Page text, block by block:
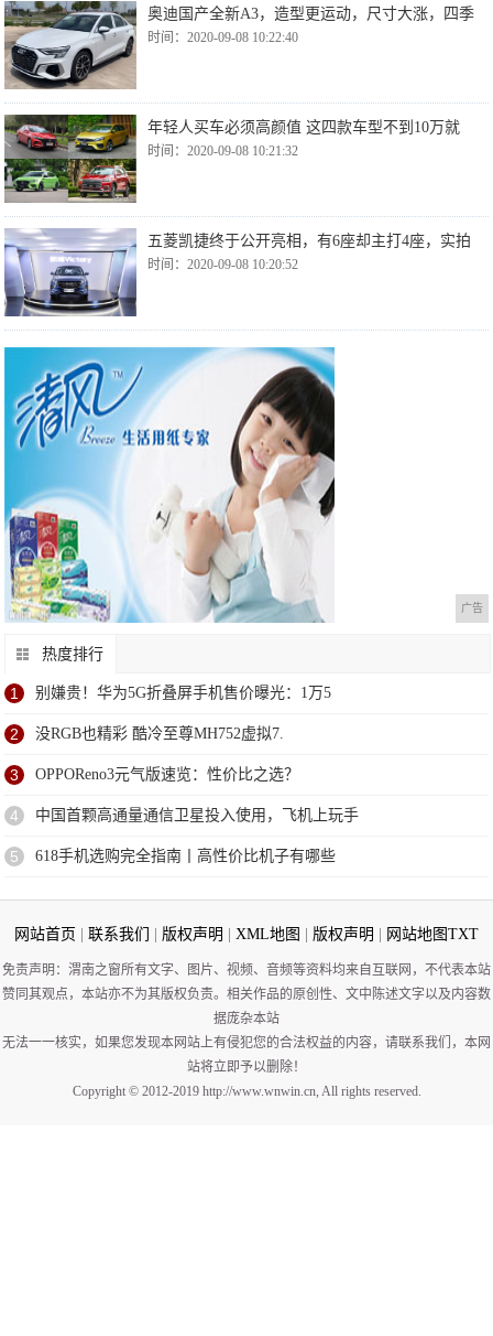
奥迪国产全新A3，造型更运动，尺寸大涨，四季
时间：2020-09-08 10:22:40
年轻人买车必须高颜值 这四款车型不到10万就
时间：2020-09-08 10:21:32
五菱凯捷终于公开亮相，有6座却主打4座，实拍
时间：2020-09-08 10:20:52
广告
热度排行
1 别嫌贵！华为5G折叠屏手机售价曝光：1万5
2 没RGB也精彩 酷冷至尊MH752虚拟7.
3 OPPOReno3元气版速览：性价比之选？
4 中国首颗高通量通信卫星投入使用，飞机上玩手
5 618手机选购完全指南丨高性价比机子有哪些
网站首页 联系我们 版权声明 XML地图 版权声明 网站地图TXT
免责声明：渭南之窗所有文字、图片、视频、音频等资料均来自互联网，不代表本站
赞同其观点，本站亦不为其版权负责。相关作品的原创性、文中陈述文字以及内容数
据庞杂本站
无法一一核实，如果您发现本网站上有侵犯您的合法权益的内容，请联系我们，本网
站将立即予以删除！
Copyright © 2012-2019 http://www.wnwin.cn, All rights reserved.